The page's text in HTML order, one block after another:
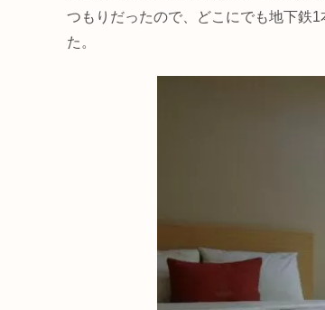
つもりだったので、どこにでも地下鉄
た。